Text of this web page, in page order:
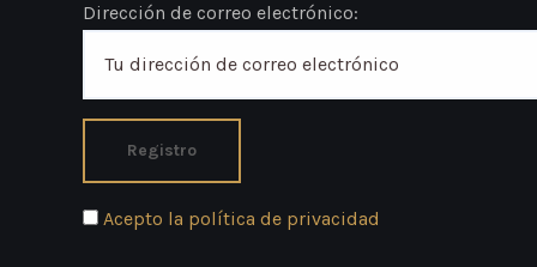
Dirección de correo electrónico:
Acepto la política de privacidad